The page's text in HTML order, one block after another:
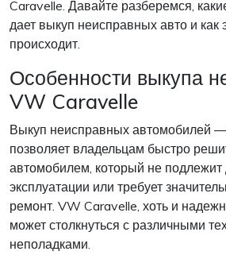
Caravelle. Давайте разберемся,
дает выкуп неисправных авто и как
происходит.
Особенности выкупа
VW Caravelle
Выкуп неисправных автомобилей —
позволяет владельцам быстро
автомобилем, который не
эксплуатации или требует
ремонт. VW Caravelle, хоть и
может столкнуться с различными
неполадками.